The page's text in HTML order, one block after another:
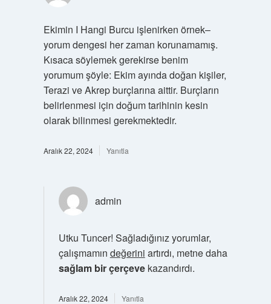
Ekimin I Hangi Burcu işlenirken örnek–
yorum dengesi her zaman korunamamış.
Kısaca söylemek gerekirse benim
yorumum şöyle: Ekim ayında doğan kişiler,
Terazi ve Akrep burçlarına aittir. Burçların
belirlenmesi için doğum tarihinin kesin
olarak bilinmesi gerekmektedir.
Aralık 22, 2024 Yanıtla
admin
Utku Tuncer! Sağladığınız yorumlar,
çalışmamın değerini artırdı, metne daha
sağlam bir çerçevekazandırdı.
Aralık 22, 2024 Yanıtla